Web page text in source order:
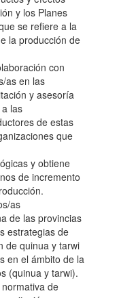
y los Planes
se refiere a la
la producción de
con
as en las
y asesoría
las
de estas
que
y obtiene
de incremento
as
de las provincias
estrategias de
de quinua y tarwi
en el ámbito de la
(quinua y tarwi).
de